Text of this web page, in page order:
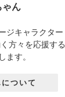
ゃん
ジキャラクター
方々を応援する
ます。
ついて